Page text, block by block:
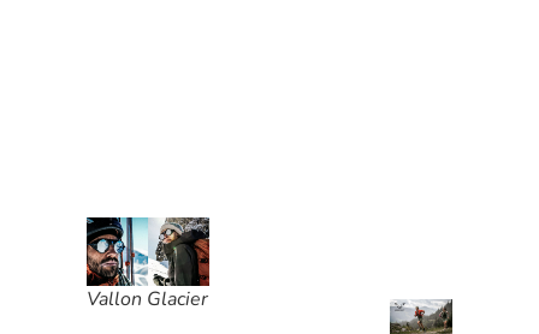
Vallon Glacier